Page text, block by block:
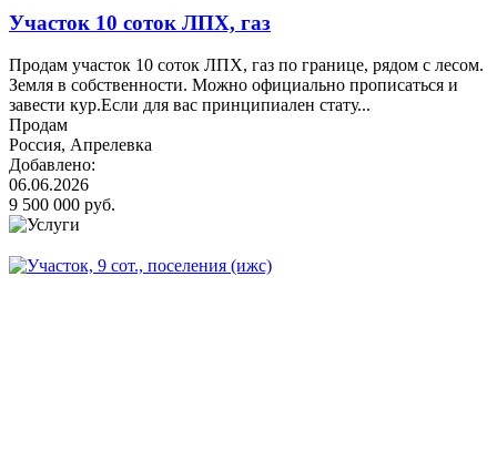
Участок 10 соток ЛПХ, газ
Продам участок 10 соток ЛПХ, газ по границе, рядом с лесом.
Земля в собственности. Можно официально прописаться и
завести кур.Если для вас принципиален стату...
Продам
Россия, Апрелевка
Добавлено:
06.06.2026
9 500 000 руб.